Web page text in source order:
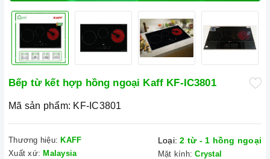
Bếp từ kết hợp hồng ngoại Kaff KF-IC3801
Mã sản phẩm: KF-IC3801
Thương hiệu: KAFF
Xuất xứ: Malaysia
Loại: 2 từ - 1 hồng ngoại
Mặt kính: Crystal